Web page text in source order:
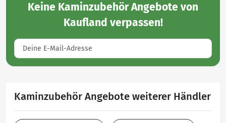
Keine Kaminzubehör Angebote von
Kaufland verpassen!
Kaminzubehör Angebote weiterer Händler